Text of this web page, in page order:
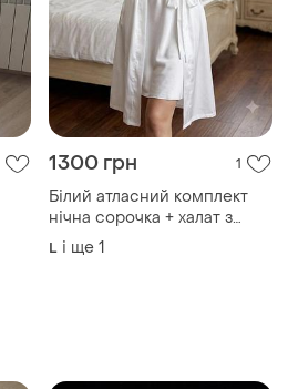
1300 грн 1
Білий атласний комплект
нічна сорочка + халат з
фатиновою рюшею
L і ще 1